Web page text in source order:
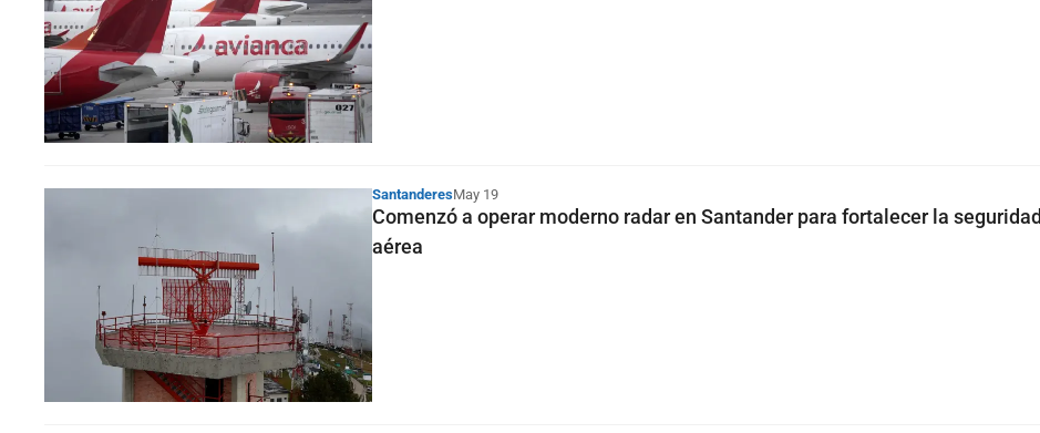
SantanderesMay 19
Comenzó a operar moderno radar en Santander para fortalecer la seguridad
aérea